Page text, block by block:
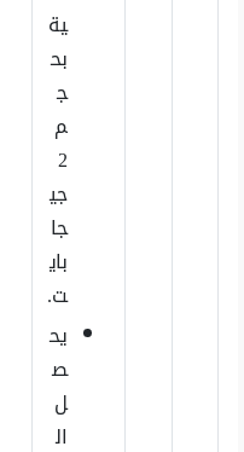
ية
بح
ج
م
2
جي
جا
باي
ت.
يح
ص
ل
ال